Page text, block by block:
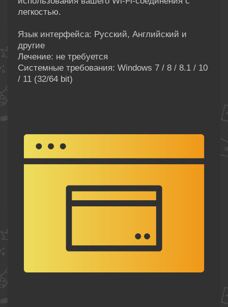
легкостью.
Язык интерфейса: Русский, Английский и
другие
Лечение: не требуется
Системные требования: Windows 7 / 8 / 8.1 / 10
/ 11 (32/64 bit)